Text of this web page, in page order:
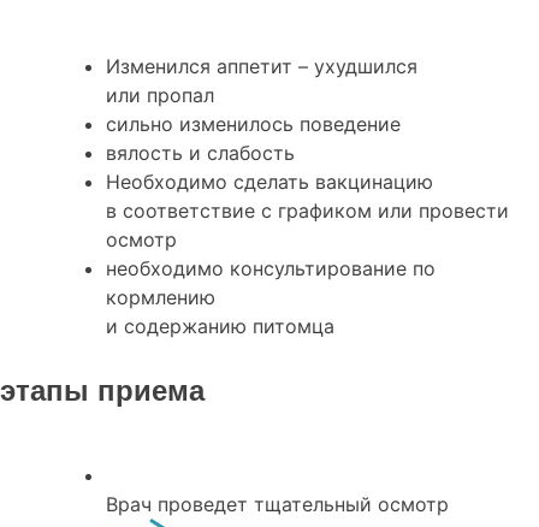
Изменился аппетит – ухудшился
или пропал
сильно изменилось поведение
вялость и слабость
Необходимо сделать вакцинацию
в соответствие с графиком или провести
осмотр
необходимо консультирование по
кормлению
и содержанию питомца
этапы приема
Врач проведет тщательный осмотр